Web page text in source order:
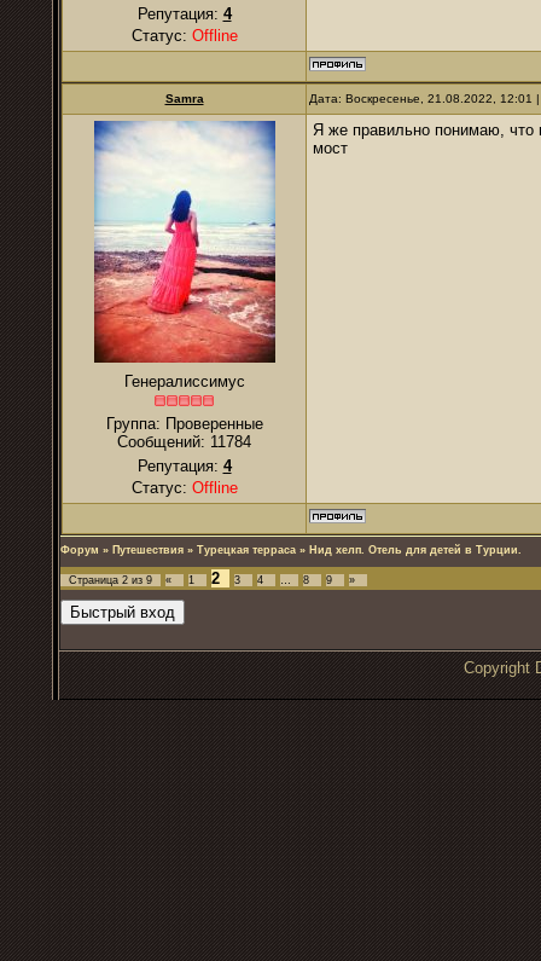
Репутация: 4
Статус: Offline
Samra Дата: Воскресенье, 21.08.2022,
Генералиссимус
Группа: Проверенные
Сообщений: 11784
Репутация: 4
Статус: Offline
Я же правильно понимаю, что
мост
Форум » Путешествия » Турецкая терраса » Нид хелп. Отель для детей в Турции.
Страница 2 из 9 « 1 2 3 4 … 8 9 »
Copyright